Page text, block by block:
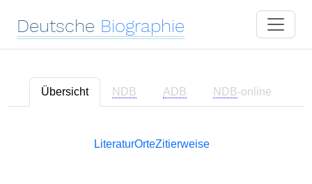
Deutsche Biographie
Übersicht NDB ADB NDB-online
LiteraturOrteZitierweise